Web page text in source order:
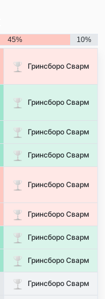
45% 10%
Гринсборо Сварм
Гринсборо Сварм
Гринсборо Сварм
Гринсборо Сварм
Гринсборо Сварм
Гринсборо Сварм
Гринсборо Сварм
Гринсборо Сварм
Гринсборо Сварм